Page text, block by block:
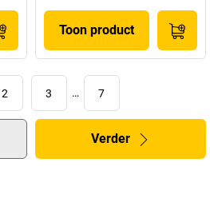
Toon product
2 3 … 7
Verder